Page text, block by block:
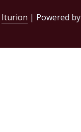
Iturion | Powered by